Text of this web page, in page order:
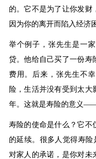
的。它不是为了让你发财
因为你的离开而陷入经济
举个例子，张先生是一
贷。他给自己买了一份寿
费用。后来，张先生不
险，生活并没有受到太
年。这就是寿险的意义
寿险的使命是什么？它不
的延续。很多人觉得寿险
对家人的承诺，是你对未